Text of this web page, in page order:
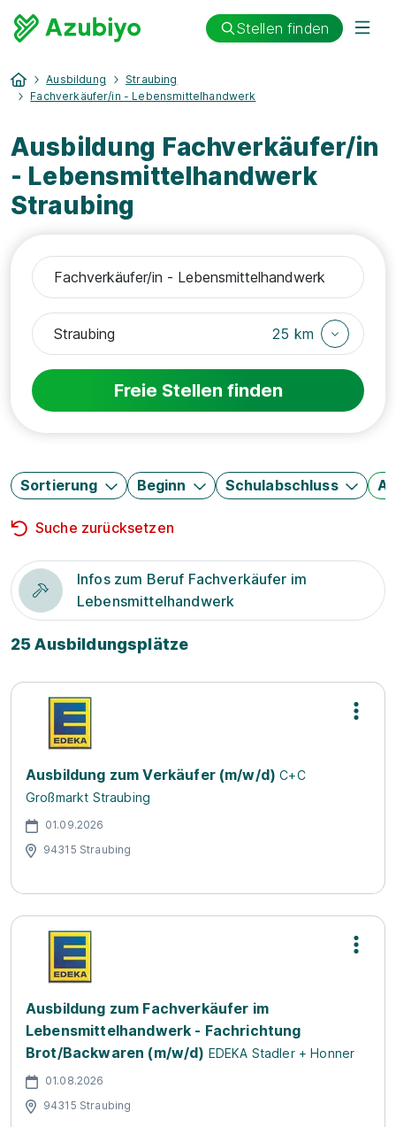
Stellen finden
Ausbildung
Straubing
Fachverkäufer/in - Lebensmittelhandwerk
Ausbildung Fachverkäufer/in
- Lebensmittelhandwerk
Straubing
25 km
Freie Stellen finden
Sortierung Beginn Schulabschluss
Suche zurücksetzen
Infos zum Beruf Fachverkäufer im
Lebensmittelhandwerk
25 Ausbildungsplätze
Ausbildung zum Verkäufer (m/w/d) C+C
Großmarkt Straubing
01.09.2026
94315 Straubing
Ausbildung zum Fachverkäufer im
Lebensmittelhandwerk - Fachrichtung
Brot/Backwaren (m/w/d) EDEKA Stadler + Honner
01.08.2026
94315 Straubing